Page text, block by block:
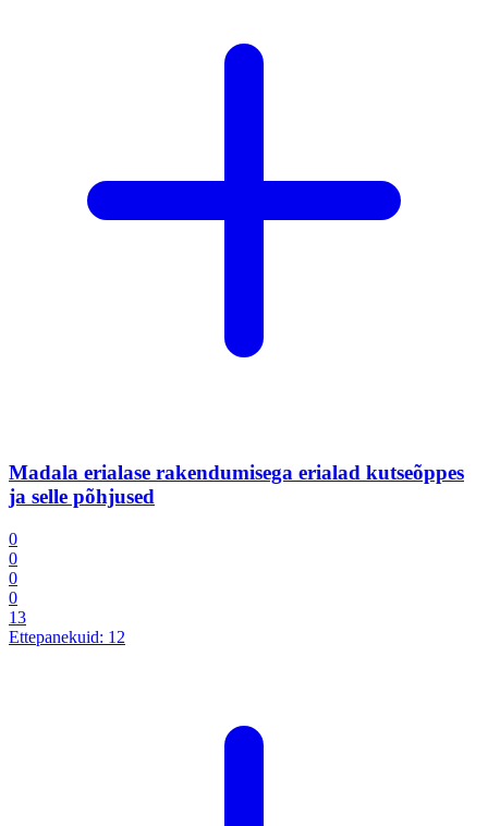
Madala erialase rakendumisega erialad kutseõppes
ja selle põhjused
0
0
0
0
13
Ettepanekuid: 12